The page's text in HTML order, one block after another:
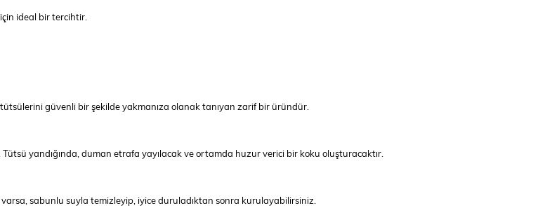
ideal bir tercihtir.
güvenli bir şekilde yakmanıza olanak tanıyan zarif bir üründür.
yandığında, duman etrafa yayılacak ve ortamda huzur verici bir koku oluşturacaktır.
sabunlu suyla temizleyip, iyice duruladıktan sonra kurulayabilirsiniz.